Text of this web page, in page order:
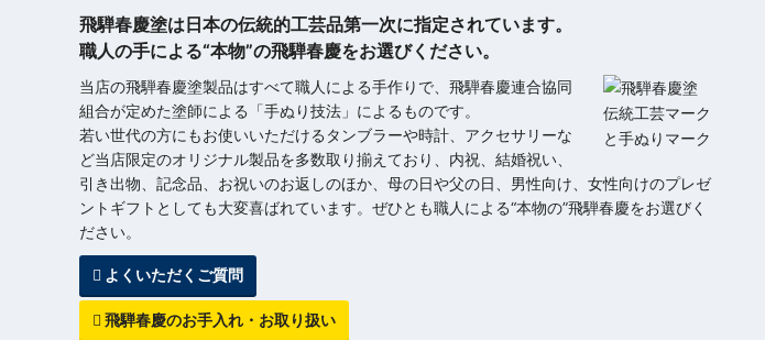
飛騨春慶塗は日本の伝統的工芸品第一次に指定されています。
職人の手による“本物”の飛騨春慶をお選びください。
当店の飛騨春慶塗製品はすべて職人による手作りで、飛騨春慶連合協同
組合が定めた塗師による「手ぬり技法」によるものです。
若い世代の方にもお使いいただけるタンブラーや時計、アクセサリーな
ど当店限定のオリジナル製品を多数取り揃えており、内祝、結婚祝い、
引き出物、記念品、お祝いのお返しのほか、母の日や父の日、男性向け、女性向けのプレゼ
ントギフトとしても大変喜ばれています。ぜひとも職人による“本物の”飛騨春慶をお選びく
ださい。
よくいただくご質問
飛騨春慶のお手入れ・お取り扱い